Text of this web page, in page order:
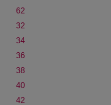
62
32
34
36
38
40
42